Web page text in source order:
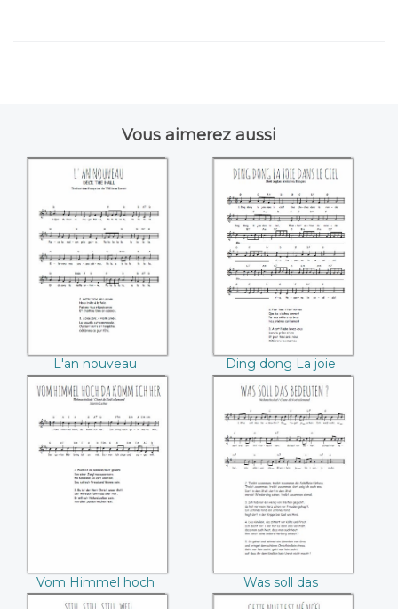
Vous aimerez aussi
L'an nouveau
L'an nouveau
Ding dong La joie
dans le ciel
Ding dong La joie
dans le ciel
Vom Himmel hoch
Vom Himmel hoch
da komm ich her
Was soll das
bedeuten
Was soll das
bedeuten